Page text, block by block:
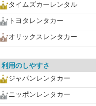
タイムズカーレンタル
トヨタレンタカー
オリックスレンタカー
利用のしやすさ
ジャパンレンタカー
ニッポンレンタカー